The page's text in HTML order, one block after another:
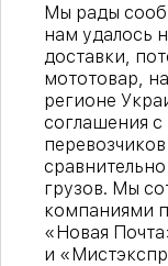
Мы рады
нам удалось
доставки,
мототовар,
регионе
соглашения
грузов. Мы
компаниями
«Новая
и